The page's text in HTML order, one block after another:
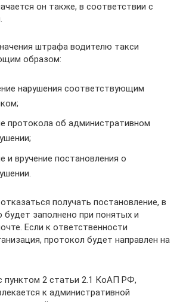
он также, в соответствии с
штрафа водителю такси
образом:
нарушения соответствующим
протокола об административном
и вручение постановления о
получать постановление, в
будет заполнено при понятых и
Если к ответственности
протокол будет направлен на
пунктом 2 статьи 2.1 КоАП РФ,
к административной